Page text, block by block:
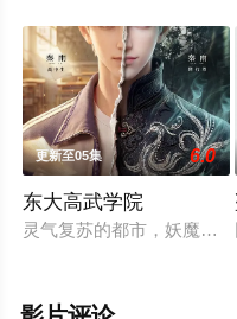
更新至05集 6.0
东大高武学院
灵气复苏的都市，妖魔入